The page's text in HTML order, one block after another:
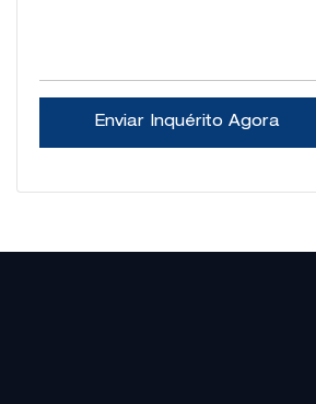
Enviar Inquérito Agora